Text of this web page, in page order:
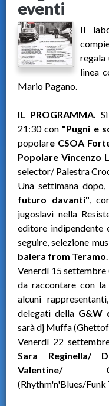
eventi
Il
regala
linea
Mario Pagano.
IL PROGRAMMA.
21:30 con "Pugni e
popolare CSOA
Popolare Vincenzo
selector/ Palestra
Una settimana
futuro davanti",
jugoslavi nella
editore indipendente
seguire, selezione
balera from Teramo.
Venerdì 15 settembre
da raccontare con
alcuni
delegati della G&W
sarà dj Muffa
Venerdì 22
Sara Reginella/
Valentine/
(Rhythm'n'Blues/